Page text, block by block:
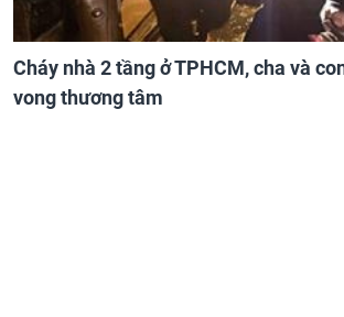
Cháy nhà 2 tầng ở TPHCM, cha và
vong thương tâm